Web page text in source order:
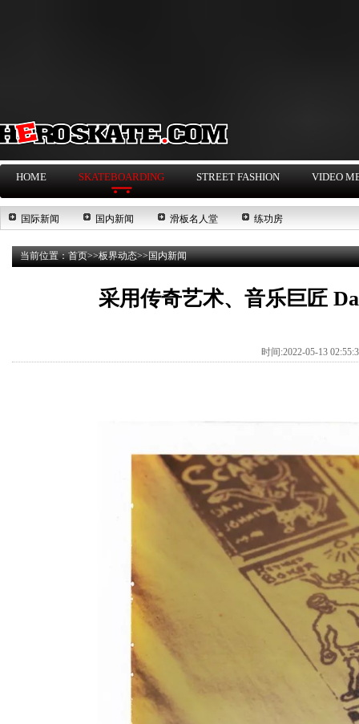
HOME SKATEBOARDING STREET FASHION VIDEO
国际新闻 国内新闻 滑板名人堂 练功房
当前位置：首页>>板界动态>>国内新闻
采用传奇艺术、音乐巨匠
时间:2022-05-13